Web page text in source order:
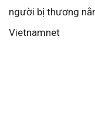
người bị thương
Vietnamnet